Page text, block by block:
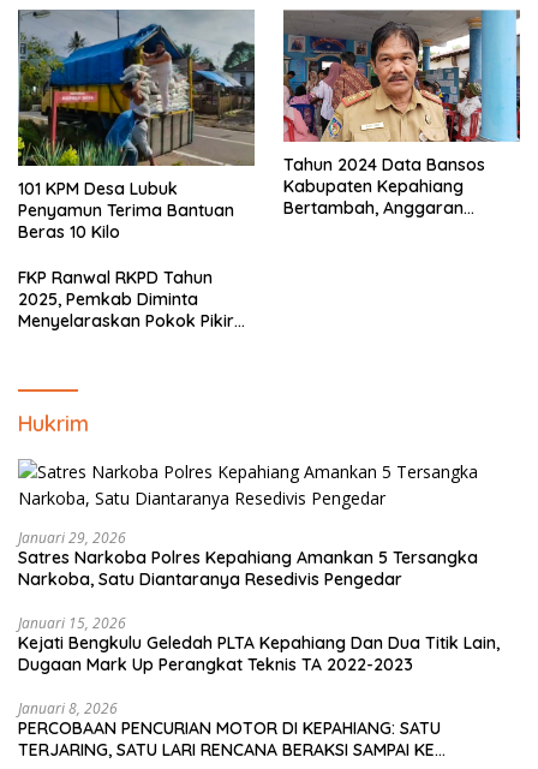
101 KPM Desa Lubuk
Penyamun Terima Bantuan
Beras 10 Kilo
Tahun 2024 Data Bansos
Kabupaten Kepahiang
Bertambah, Anggaran
FKP Ranwal RKPD Tahun
2025, Pemkab Diminta
Menyelaraskan Pokok Pikiran
Hukrim
Januari 29, 2026
Satres Narkoba Polres Kepahiang Amankan 5 Tersangka
Narkoba, Satu Diantaranya Resedivis Pengedar
Januari 15, 2026
Kejati Bengkulu Geledah PLTA Kepahiang Dan Dua Titik Lain,
Dugaan Mark Up Perangkat Teknis TA 2022-2023
Januari 8, 2026
PERCOBAAN PENCURIAN MOTOR DI KEPAHIANG: SATU
TERJARING, SATU LARI RENCANA BERAKSI SAMPAI KE